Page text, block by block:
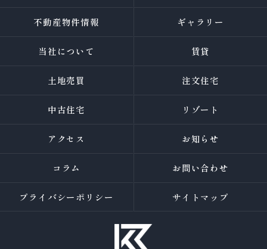
不動産物件情報 ギャラリー
当社について 賃貸
土地売買 注文住宅
中古住宅 リゾート
アクセス お知らせ
コラム お問い合わせ
プライバシーポリシー サイトマップ